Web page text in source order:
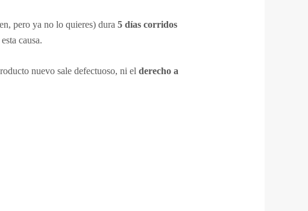
pero ya no lo quieres) dura 5 días corridos
causa.
nuevo sale defectuoso, ni el derecho a